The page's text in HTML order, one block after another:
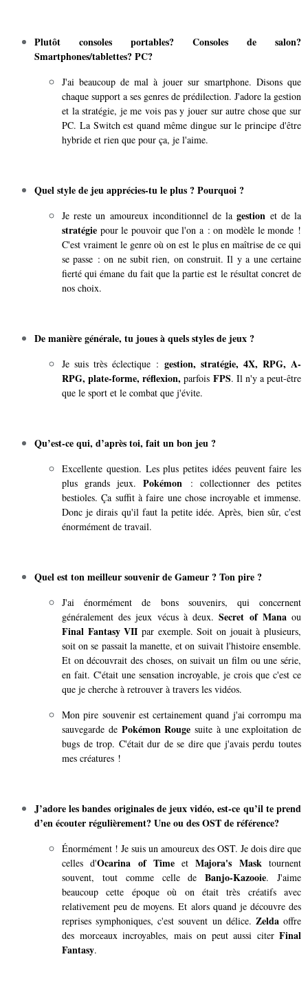
Plutôt consoles portables? Consoles de salon?
Smartphones/tablettes? PC?
J'ai beaucoup de mal à jouer sur smartphone. Disons que
chaque support a ses genres de prédilection. J'adore la gestion
et la stratégie, je me vois pas y jouer sur autre chose que sur
PC. La Switch est quand même dingue sur le principe d'être
hybride et rien que pour ça, je l'aime.
Quel style de jeu apprécies-tu le plus ? Pourquoi ?
Je reste un amoureux inconditionnel de lagestion et de la
stratégie pour le pouvoir que l'on a : on modèle le monde !
C'est vraiment le genre où on est le plus en maîtrise de ce qui
se passe : on ne subit rien, on construit. Il y a une certaine
fierté qui émane du fait que la partie est le résultat concret de
nos choix.
De manière générale, tu joues à quels styles de jeux ?
Je suis très éclectique : gestion, stratégie, 4X, RPG, A-
RPG, plate-forme, réflexion,parfois FPS. Il n'y a peut-être
que le sport et le combat que j'évite.
Qu’est-ce qui, d’après toi, fait un bon jeu ?
Excellente question. Les plus petites idées peuvent faire les
plus grands jeux. Pokémon
: collectionner des petites
bestioles. Ça suffit à faire une chose incroyable et immense.
Donc je dirais qu'il faut la petite idée. Après, bien sûr, c'est
énormément de travail.
Quel est ton meilleur souvenir de Gameur ? Ton pire ?
J'ai énormément de bons souvenirs, qui concernent
généralement des jeux vécus à deux.Secret of Manaou
Final Fantasy VII par exemple. Soit on jouait à plusieurs,
soit on se passait la manette, et on suivait l'histoire ensemble.
Et on découvrait des choses, on suivait un film ou une série,
en fait. C'était une sensation incroyable, je crois que c'est ce
que je cherche à retrouver à travers les vidéos.
Mon pire souvenir est certainement quand j'ai corrompu ma
sauvegarde de Pokémon Rouge suite à une exploitation de
bugs de trop. C'était dur de se dire que j'avais perdu toutes
mes créatures !
J’adore les bandes originales de jeux vidéo, est-ce qu’il te prend
d’en écouter régulièrement? Une ou des OST de référence?
Énormément ! Je suis un amoureux des OST. Je dois dire que
celles d'Ocarina of Timeet Majora's Masktournent
souvent, tout comme celle deBanjo-Kazooie. J'aime
beaucoup cette époque où on était très créatifs avec
relativement peu de moyens. Et alors quand je découvre des
reprises symphoniques, c'est souvent un délice. Zeldaoffre
des morceaux incroyables, mais on peut aussi citer Final
Fantasy.